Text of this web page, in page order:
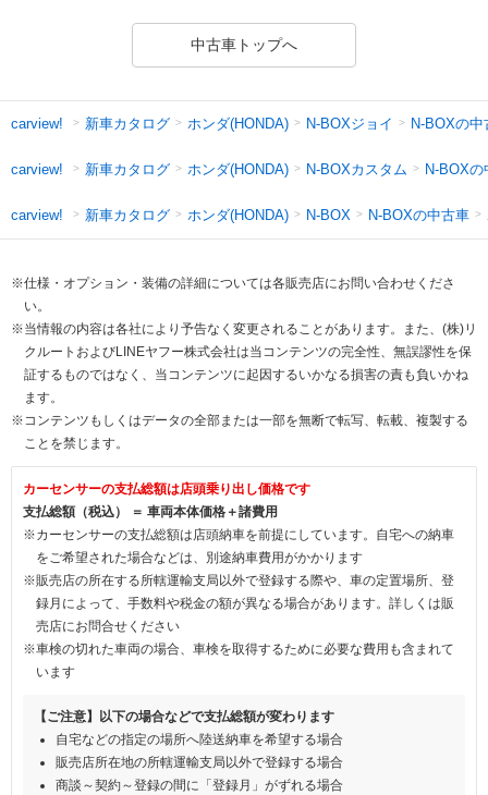
中古車トップへ
carview! 新車カタログ ホンダ(HONDA) N-BOXジョイ N-BOXの中
carview! 新車カタログ ホンダ(HONDA) N-BOXカスタム N-BOXの
carview! 新車カタログ ホンダ(HONDA) N-BOX N-BOXの中古車
※仕様・オプション・装備の詳細については各販売店にお問い合わせくださ
い。
※当情報の内容は各社により予告なく変更されることがあります。また、(株)リ
クルートおよびLINEヤフー株式会社は当コンテンツの完全性、無誤謬性を保
証するものではなく、当コンテンツに起因するいかなる損害の責も負いかね
ます。
※コンテンツもしくはデータの全部または一部を無断で転写、転載、複製する
ことを禁じます。
カーセンサーの支払総額は店頭乗り出し価格です
支払総額（税込） ＝ 車両本体価格＋諸費用
※カーセンサーの支払総額は店頭納車を前提にしています。自宅への納車
をご希望された場合などは、別途納車費用がかかります
※販売店の所在する所轄運輸支局以外で登録する際や、車の定置場所、登
録月によって、手数料や税金の額が異なる場合があります。詳しくは販
売店にお問合せください
※車検の切れた車両の場合、車検を取得するために必要な費用も含まれて
います
【ご注意】以下の場合などで支払総額が変わります
自宅などの指定の場所へ陸送納車を希望する場合
販売店所在地の所轄運輸支局以外で登録する場合
商談～契約～登録の間に「登録月」がずれる場合